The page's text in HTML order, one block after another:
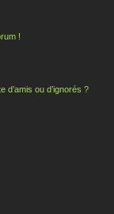
!
d’amis ou d’ignorés ?